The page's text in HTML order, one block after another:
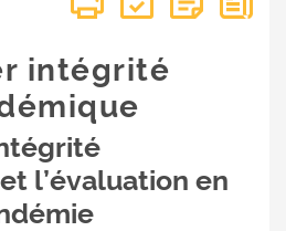
intégrité
l’évaluation en